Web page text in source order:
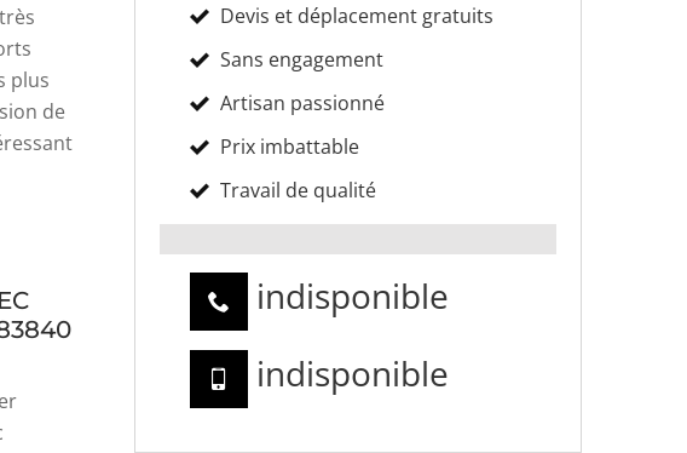
plus
de
Devis et déplacement gratuits
Sans engagement
Artisan passionné
Prix imbattable
Travail de qualité
indisponible
indisponible